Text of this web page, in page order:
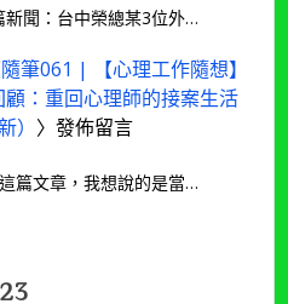
新聞：台中榮總某3位外…
隨筆061 | 【心理工作隨想】
：重回心理師的接案生活
） 〉發佈留言
篇文章，我想說的是當…